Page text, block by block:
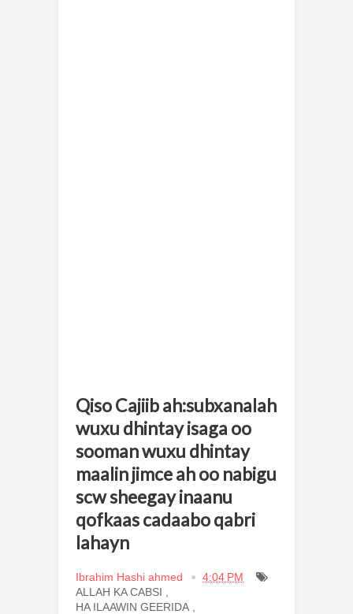
Qiso Cajiib ah:subxanalah
wuxu dhintay isaga oo
sooman wuxu dhintay
maalin jimce ah oo nabigu
scw sheegay inaanu
qofkaas cadaabo qabri
lahayn
Ibrahim Hashi ahmed
4:04 PM
ALLAH KA CABSI
HA ILAAWIN GEERIDA